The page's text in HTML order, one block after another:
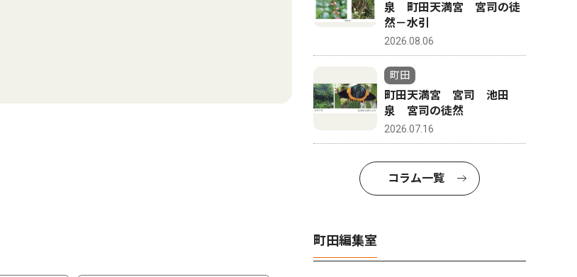
泉 町田天満宮 宮司の徒
然－水引
2026.08.06
町田
町田天満宮 宮司 池田
泉 宮司の徒然
2026.07.16
コラム一覧
町田編集室